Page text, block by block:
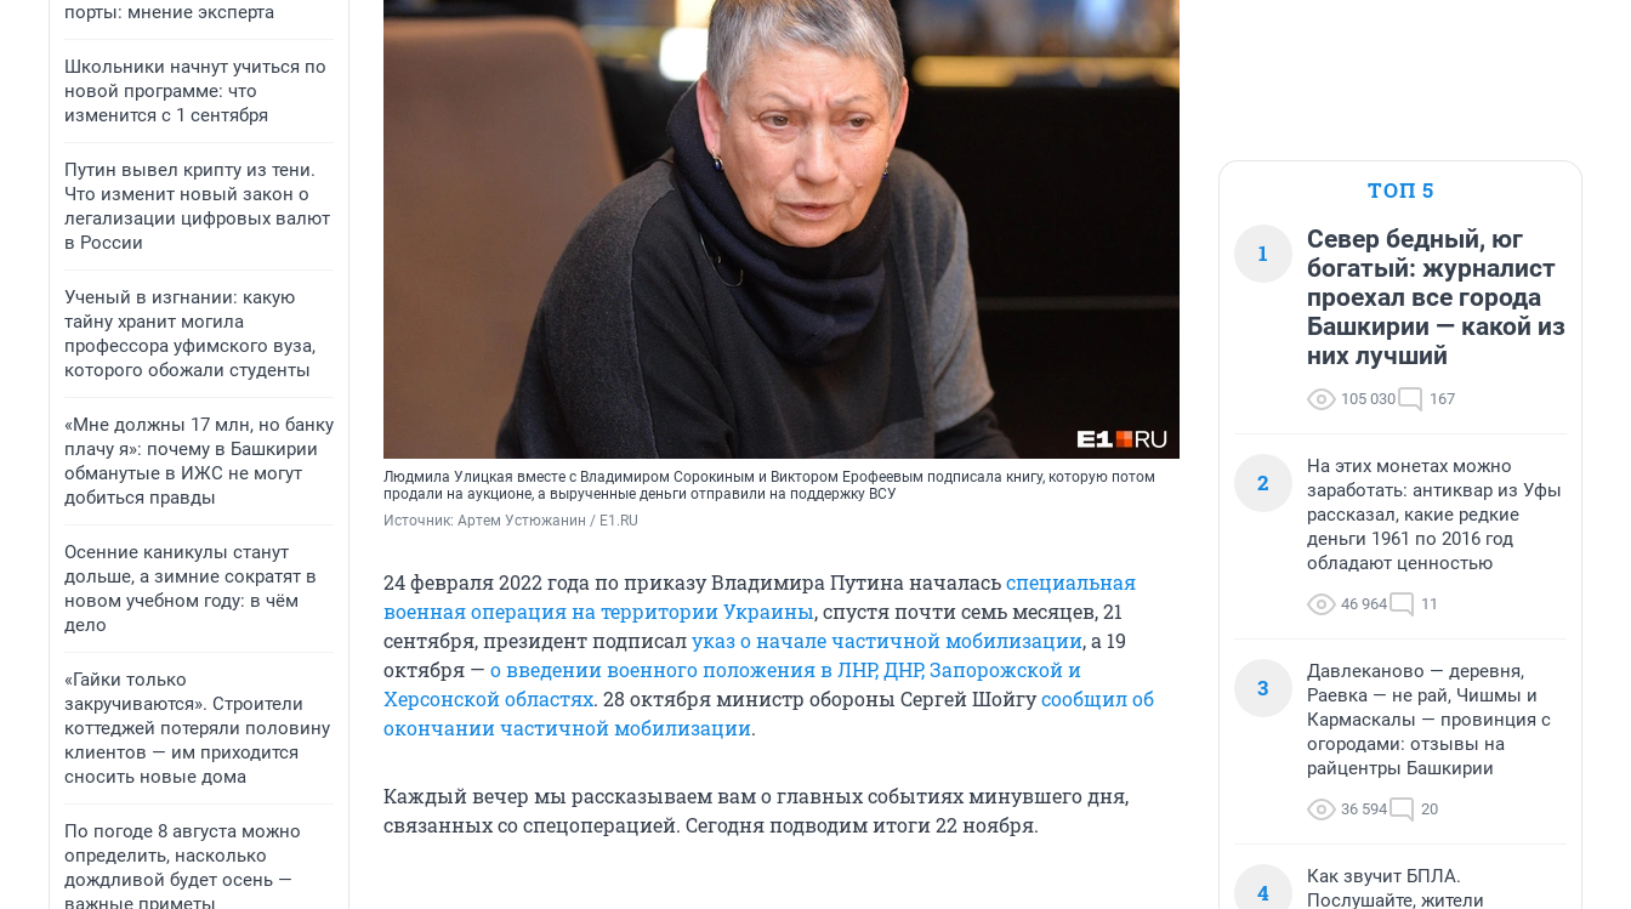
порты: мнение эксперта
Школьники начнут учиться по
новой программе: что
изменится с 1 сентября
Путин вывел крипту из тени.
Что изменит новый закон о
легализации цифровых валют
в России
Ученый в изгнании: какую
тайну хранит могила
профессора уфимского вуза,
которого обожали студенты
«Мне должны 17 млн, но банку
плачу я»: почему в Башкирии
обманутые в ИЖС не могут
добиться правды
Осенние каникулы станут
дольше, а зимние сократят в
новом учебном году: в чём
дело
«Гайки только
закручиваются». Строители
коттеджей потеряли половину
клиентов — им приходится
сносить новые дома
По погоде 8 августа можно
определить, насколько
дождливой будет осень —
важные приметы
Людмила Улицкая вместе с Владимиром Сорокиным и Виктором Ерофеевым подписала книгу, которую потом
продали на аукционе, а вырученные деньги отправили на поддержку ВСУ
Источник: Артем Устюжанин / E1.RU
24 февраля 2022 года по приказу Владимира Путина началасьспециальная
военная операция на территории Украины, спустя почти семь месяцев, 21
сентября, президент подписалуказ о начале частичной мобилизации, а 19
октября — о введении военного положения в ЛНР, ДНР, Запорожской и
Херсонской областях. 28 октября министр обороны Сергей Шойгусообщил об
окончании частичной мобилизации.
Каждый вечер мы рассказываем вам о главных событиях минувшего дня,
связанных со спецоперацией. Сегодня подводим итоги 22 ноября.
ТОП 5
1
Север бедный, юг
богатый: журналист
проехал все города
Башкирии — какой из
них лучший
105 030 167
2
На этих монетах можно
заработать: антиквар из Уфы
рассказал, какие редкие
деньги 1961 по 2016 год
обладают ценностью
46 964 11
3
Давлеканово — деревня,
Раевка — не рай, Чишмы и
Кармаскалы — провинция с
огородами: отзывы на
райцентры Башкирии
36 594 20
4
Как звучит БПЛА.
Послушайте, жители